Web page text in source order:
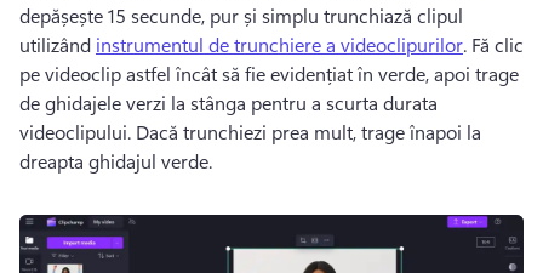
depășește 15 secunde, pur și simplu trunchiază clipul
utilizând instrumentul de trunchiere a videoclipurilor. Fă clic
pe videoclip astfel încât să fie evidențiat în verde, apoi trage
de ghidajele verzi la stânga pentru a scurta durata
videoclipului. Dacă trunchiezi prea mult, trage înapoi la
dreapta ghidajul verde.